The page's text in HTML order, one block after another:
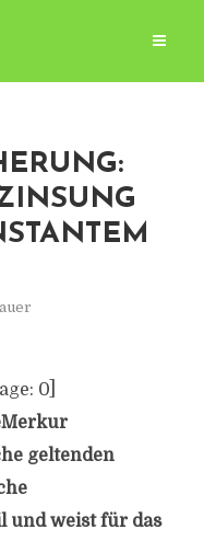
0]
geltenden
und weist für das